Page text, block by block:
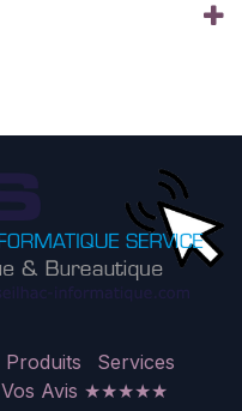
Produits
Services
Vos Avis ★★★★★